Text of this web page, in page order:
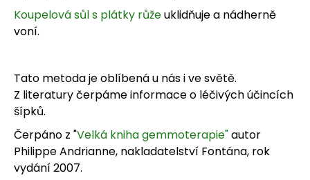
Koupelová sůl s plátky růžeuklidňuje a nádherně
voní.
Tato metoda je oblíbená u nás i ve světě.
Z literatury čerpáme informace o léčivých účincích
šípků.
Čerpáno z "Velká kniha gemmoterapie"autor
Philippe Andrianne, nakladatelství Fontána, rok
vydání 2007.